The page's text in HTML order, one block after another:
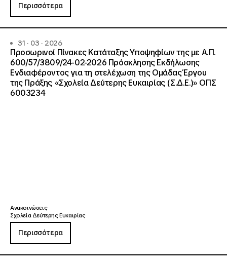
Περισσότερα
31 · 03 · 2026
Προσωρινοί Πίνακες Κατάταξης Υποψηφίων της με Α.Π.
600/57/3809/24-02-2026 Πρόσκλησης Εκδήλωσης
Ενδιαφέροντος για τη στελέχωση της Ομάδας Έργου
της Πράξης «Σχολεία Δεύτερης Ευκαιρίας (Σ.Δ.Ε.)» ΟΠΣ
6003234
Ανακοινώσεις
Σχολεία Δεύτερης Ευκαιρίας
Περισσότερα